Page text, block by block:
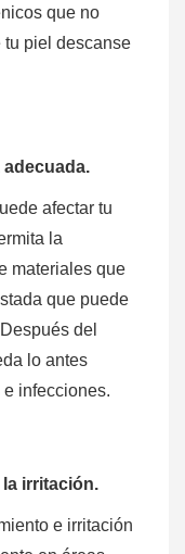
que no
tu piel descanse
adecuada.
afectar tu
la
materiales que
que puede
del
lo antes
infecciones.
irritación.
e irritación